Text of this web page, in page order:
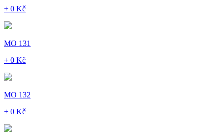
+ 0 Kč
MO 131
+ 0 Kč
MO 132
+ 0 Kč